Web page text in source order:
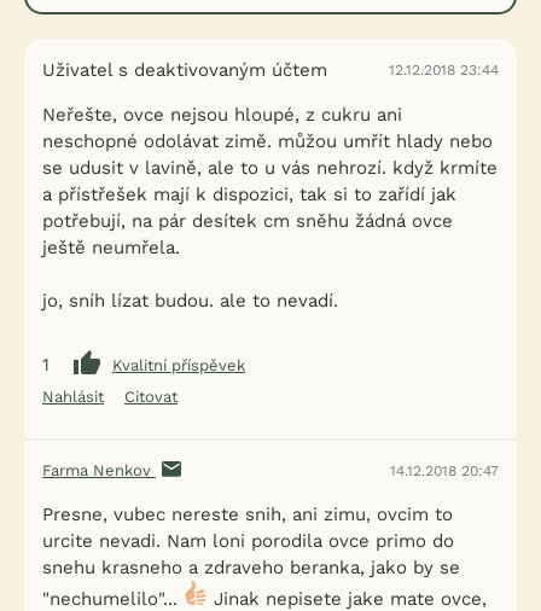
Uživatel s deaktivovaným účtem 12.12.2018 23:44
Neřešte, ovce nejsou hloupé, z cukru ani
neschopné odolávat zimě. můžou umřít hlady nebo
se udusit v lavině, ale to u vás nehrozí. když krmíte
a přístřešek mají k dispozici, tak si to zařídí jak
potřebují, na pár desítek cm sněhu žádná ovce
ještě neumřela.
jo, sníh lízat budou. ale to nevadí.
1
Kvalitní příspěvek
Nahlásit
Citovat
Farma Nenkov 14.12.2018 20:47
Presne, vubec nereste snih, ani zimu, ovcim to
urcite nevadi. Nam loni porodila ovce primo do
snehu krasneho a zdraveho beranka, jako by se
"nechumelilo"...
Jinak nepisete jake mate ovce,